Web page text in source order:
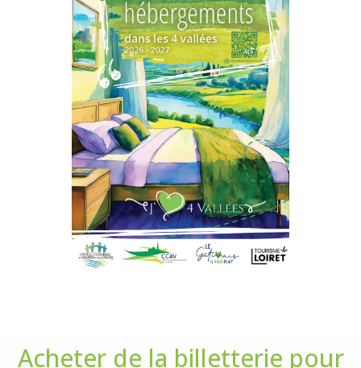
Où Dormir Dans Les
4 Vallées ?
Découvrez notre liste
d'hébergeurs. Gîtes,
chambres d'hôtes,
logement insolite,
camping... Découvrez l'offre
riche des 4 Vallées.
Cliquer
Ici
Acheter de la billetterie pour